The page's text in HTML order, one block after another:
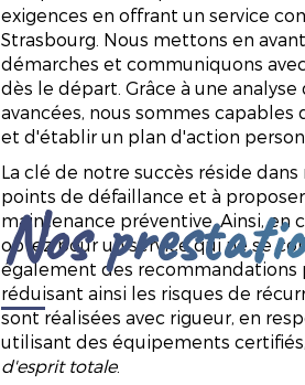
exigences en offrant un service
Strasbourg. Nous mettons en
démarches et communiquons
dès le départ. Grâce à une
avancées, nous sommes
et d'établir un plan d'action
La clé de notre succès réside
points de défaillance et à
maintenance préventive. Ainsi, en
optez pour un service qui ne se
également des
réduisant ainsi les risques de
sont réalisées avec rigueur, en
utilisant des équipements
d'esprit totale.
Nos